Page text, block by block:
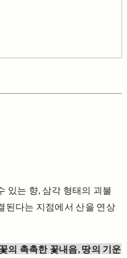
있는 향, 삼각 형태의 괴불
된다는 지점에서 산을 연상
의 촉촉한 꽃내음, 땅의 기운